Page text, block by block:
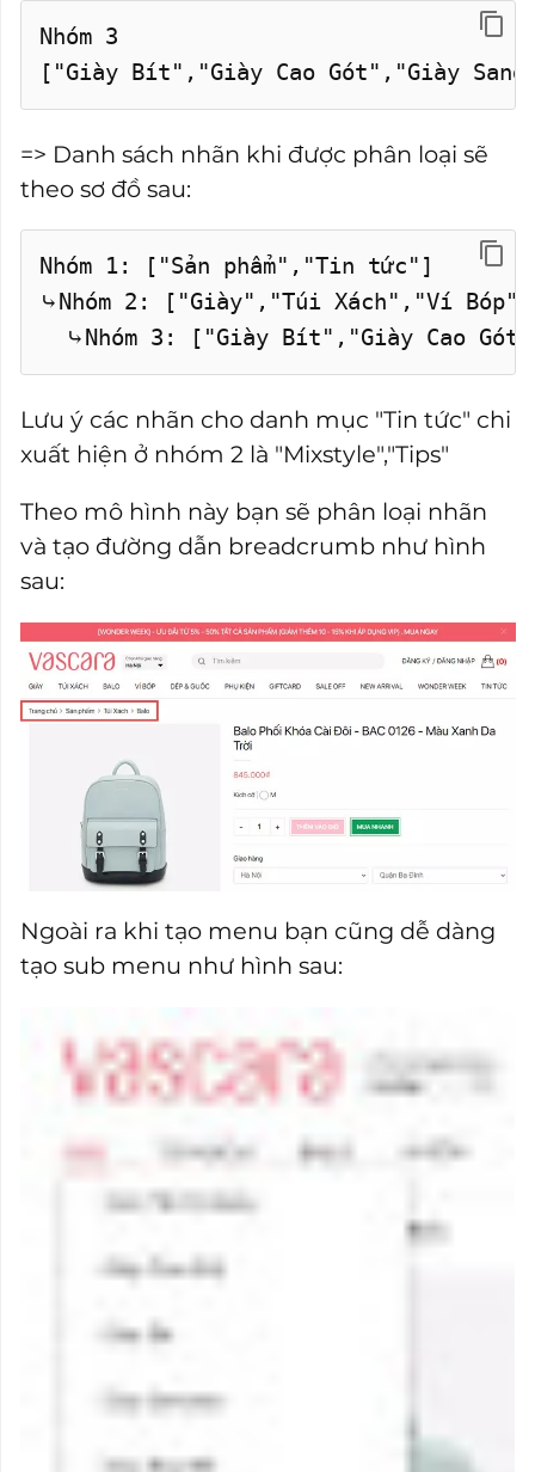
Nhóm 3
["Giày Bít","Giày Cao Gót","Giày
=> Danh sách nhãn khi được phân loại sẽ
theo sơ đồ sau:
Nhóm 1: ["Sản phẩm","Tin tức"]
⤷Nhóm 2: ["Giày","Túi Xách","Ví
⤷Nhóm 3: ["Giày Bít","Giày Cao
Lưu ý các nhãn cho danh mục "Tin tức" chi
xuất hiện ở nhóm 2 là "Mixstyle","Tips"
Theo mô hình này bạn sẽ phân loại nhãn
và tạo đường dẫn breadcrumb như hình
sau:
Ngoài ra khi tạo menu bạn cũng dễ dàng
tạo sub menu như hình sau: